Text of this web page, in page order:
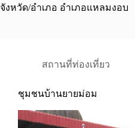
จังหวัด/อำเภอ อำเภอแหลมงอบ
สถานที่ท่องเที่ยว
ชุมชนบ้านยายม่อม